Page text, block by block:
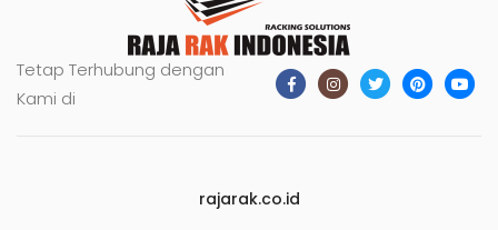
Tetap Terhubung dengan
Kami di
rajarak.co.id